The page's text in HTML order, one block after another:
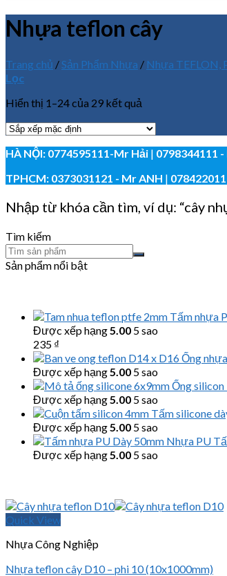
Nhựa teflon cây
Trang chủ /Sản Phẩm Nhựa / Nhựa TEFLON,
Lọc
Hiển thị 1–24 của 29 kết quả
HÀ NỘI: 0774595111-Mr Hải | 0798344111 -
TPHCM: 0373031121 - Mr ANH |
Nhập từ khóa cần tìm, ví dụ: “cây
Tìm kiếm
Sản phẩm nổi bật
Tấm nhựa
Được xếp hạng5.00 5 sao
235 ₫
Ống
Được xếp hạng5.00 5 sao
Ống silicon
Được xếp hạng5.00 5 sao
Tấm silicone
Được xếp hạng5.00 5 sao
Nhựa PU
Được xếp hạng5.00 5 sao
Quick View
Nhựa Công Nghiệp
Nhựa teflon cây D10 – phi 10 (10x1000mm)